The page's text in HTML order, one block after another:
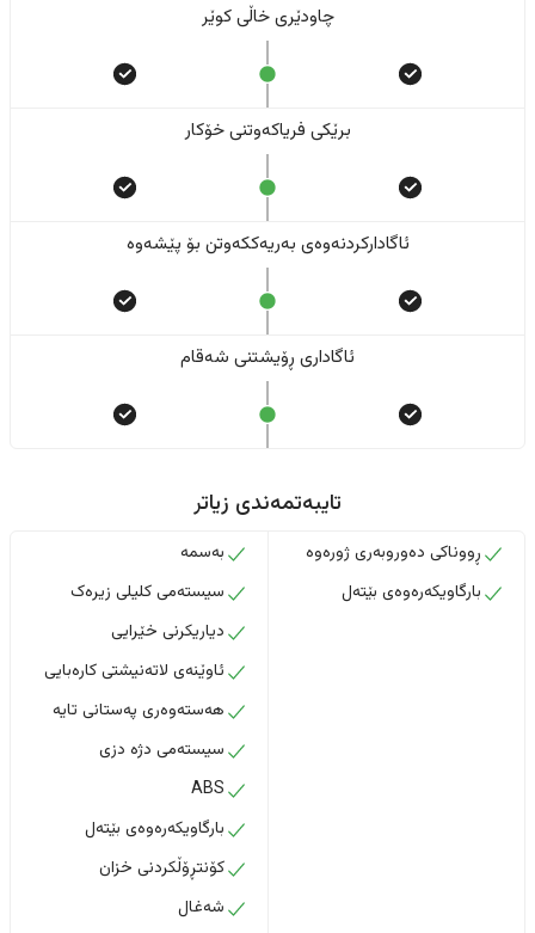
چاودێری خاڵی کوێر
برێکی فریاکەوتنی خۆکار
ئاگادارکردنەوەی بەریەککەوتن بۆ پێشەوە
ئاگاداری ڕۆیشتنی شەقام
تایبەتمەندی زیاتر
ڕووناکی دەوروبەری ژورەوە
بارگاویکەرەوەی بێتەل
بەسمە
سیستەمی کلیلی زیرەک
دیاریکرنی خێرایی
ئاوێنەی لاتەنیشتی کارەبایی
هەستەوەری پەستانی تایە
سیستەمی دژە دزی
ABS
بارگاویکەرەوەی بێتەل
کۆنتڕۆڵکردنی خزان
شەغال